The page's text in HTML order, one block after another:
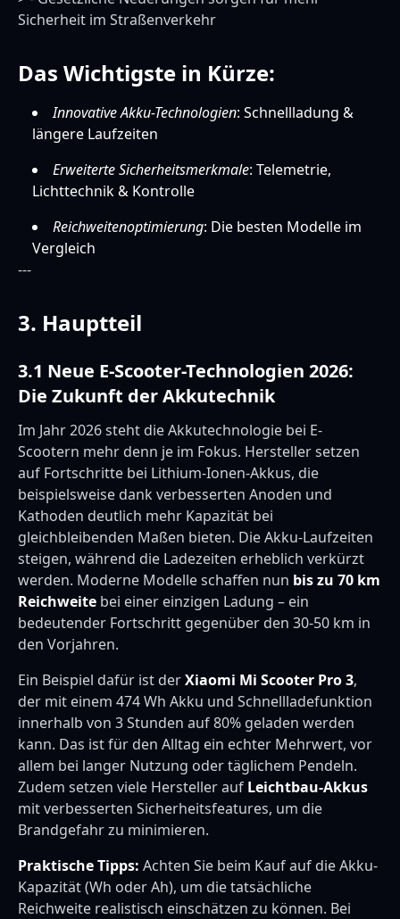
Sicherheit im Straßenverkehr
Das Wichtigste in Kürze:
Innovative Akku-Technologien: Schnellladung &
längere Laufzeiten
Erweiterte Sicherheitsmerkmale: Telemetrie,
Lichttechnik & Kontrolle
Reichweitenoptimierung: Die besten Modelle im
Vergleich
---
3. Hauptteil
3.1 Neue E-Scooter-Technologien 2026:
Die Zukunft der Akkutechnik
Im Jahr 2026 steht die Akkutechnologie bei E-
Scootern mehr denn je im Fokus. Hersteller setzen
auf Fortschritte bei Lithium-Ionen-Akkus, die
beispielsweise dank verbesserten Anoden und
Kathoden deutlich mehr Kapazität bei
gleichbleibenden Maßen bieten. Die Akku-Laufzeiten
steigen, während die Ladezeiten erheblich verkürzt
werden. Moderne Modelle schaffen nun bis zu 70 km
Reichweite bei einer einzigen Ladung – ein
bedeutender Fortschritt gegenüber den 30-50 km in
den Vorjahren.
Ein Beispiel dafür ist derXiaomi Mi Scooter Pro 3,
der mit einem 474 Wh Akku und Schnellladefunktion
innerhalb von 3 Stunden auf 80% geladen werden
kann. Das ist für den Alltag ein echter Mehrwert, vor
allem bei langer Nutzung oder täglichem Pendeln.
Zudem setzen viele Hersteller auf Leichtbau-Akkus
mit verbesserten Sicherheitsfeatures, um die
Brandgefahr zu minimieren.
Praktische Tipps: Achten Sie beim Kauf auf die Akku-
Kapazität (Wh oder Ah), um die tatsächliche
Reichweite realistisch einschätzen zu können. Bei